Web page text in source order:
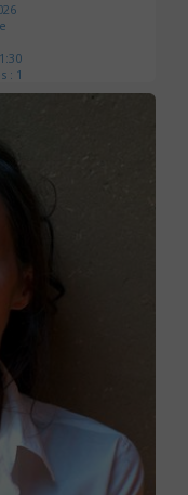
: 1